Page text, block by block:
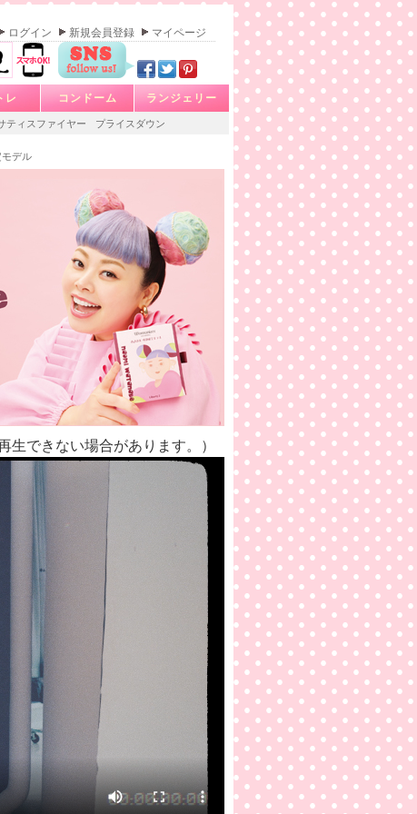
ログイン 新規会員登録 マイページ
レ コンドーム ランジェリー
ティスファイヤー プライスダウン
デル
できない場合があります。）